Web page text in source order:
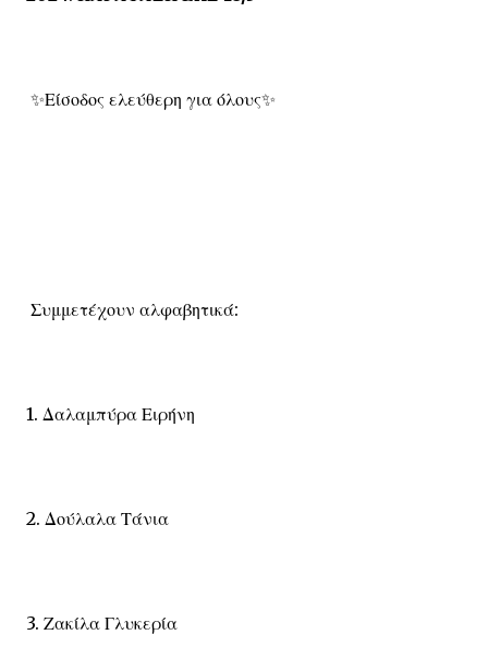
✨Είσοδος ελεύθερη για όλους✨
Συμμετέχουν αλφαβητικά:
1. Δαλαμπύρα Ειρήνη
2. Δούλαλα Τάνια
3. Ζακίλα Γλυκερία